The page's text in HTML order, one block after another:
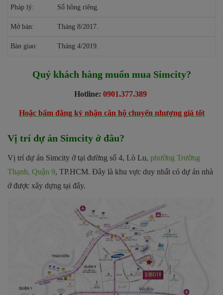
Pháp lý: Sổ hồng riêng.
Mở bán: Tháng 8/2017.
Bàn giao: Tháng 4/2019.
Quý khách hàng muốn mua Simcity?
Hotline: 0901.377.389
Hoặc bấm đăng ký nhận căn hộ chuyển nhượng giá tốt
Vị trí dự án Simcity ở đâu?
Vị trí dự án Simcity ở tại đường số 4, Lò Lu, phường Trường
Thạnh, Quận 9, TP.HCM. Đây là khu vực duy nhất có dự án nhà
ở được xây dựng tại đây.